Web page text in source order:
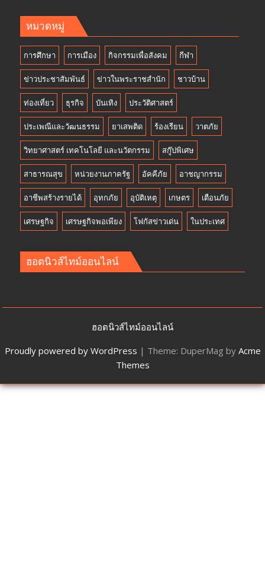
หมวดหมู่
การศึกษา การเมือง กิจกรรมเพื่อสังคม กีฬา
ข่าวประชาสัมพันธ์ ข่าวในพระราชสำนัก ชาวบ้าน
ท่องเที่ยว ธุรกิจ บันเทิง ประวัติศาสตร์
ประเพณีและวัฒนธรรม ยาเสพติด ร้องเรียน วาตภัย
วิทยาศาสตร์ เทคโนโลยี และนวัตกรรม สกู๊ปพิเศษ
สาธารณสุข หน่วยงานภาครัฐ อัคคีภัย อาชญากรรม
อาชีพสร้างรายได้ อุทกภัย อุบัติเหตุ เกษตร เตือนภัย
เศรษฐกิจ เศรษฐกิจพอเพียง โฟกัสข่าวเด่น ในประเทศ
ฮอตนิวส์ไทม์ออนไลน์
ฮอตนิวส์ไทม์ออนไลน์
Proudly powered by WordPress | Theme: DuperMag by Acme
Themes